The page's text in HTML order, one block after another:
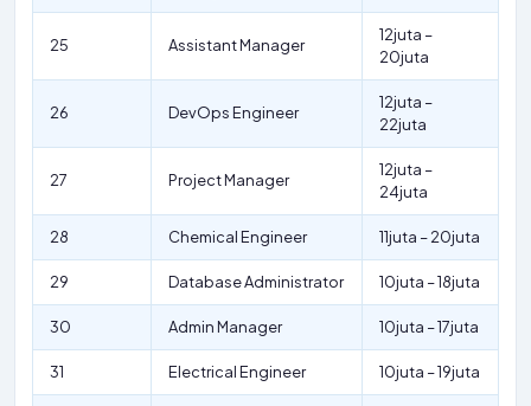
25 Assistant Manager
12juta –
20juta
26 DevOps Engineer
12juta –
22juta
27 Project Manager
12juta –
24juta
28 Chemical Engineer 11juta – 20juta
29 Database Administrator 10juta – 18juta
30 Admin Manager 10juta – 17juta
31 Electrical Engineer 10juta – 19juta